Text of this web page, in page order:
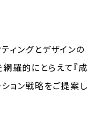
ィングとデザインの
羅的にとらえて『成
ョン戦略をご提案し